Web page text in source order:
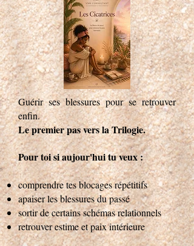
​Guérir ses blessures pour se retrouver
enfin.​
Le premier pas vers la Trilogie.
Pour toi si aujour'hui tu veux :
comprendre tes blocages répétitifs
apaiser les blessures du passé
sortir de certains schémas relationnels
retrouver estime et paix intérieure